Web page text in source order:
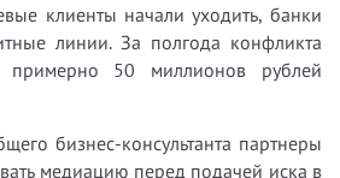
клиенты начали уходить, банки
линии. За полгода конфликта
примерно 50 миллионов рублей
бизнес-консультанта партнеры
медиацию перед подачей иска в